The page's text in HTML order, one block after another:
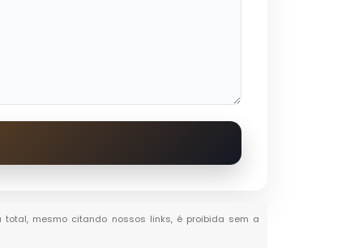
total, mesmo citando nossos links, é proibida sem a